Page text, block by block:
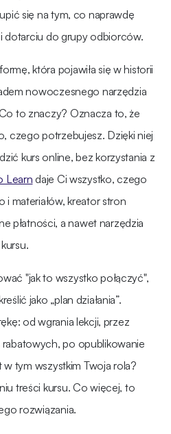
się na tym, co naprawdę
dotarciu do grupy odbiorców.
która pojawiła się w historii
nowoczesnego narzędzia
to znaczy? Oznacza to, że
czego potrzebujesz. Dzięki niej
kurs online, bez korzystania z
Learn daje Ci wszystko, czego
materiałów, kreator stron
płatności, a nawet narzędzia
"jak to wszystko połączyć",
jako „plan działania”.
od wgrania lekcji, przez
po opublikowanie
tym wszystkim Twoja rola?
treści kursu. Co więcej, to
rozwiązania.